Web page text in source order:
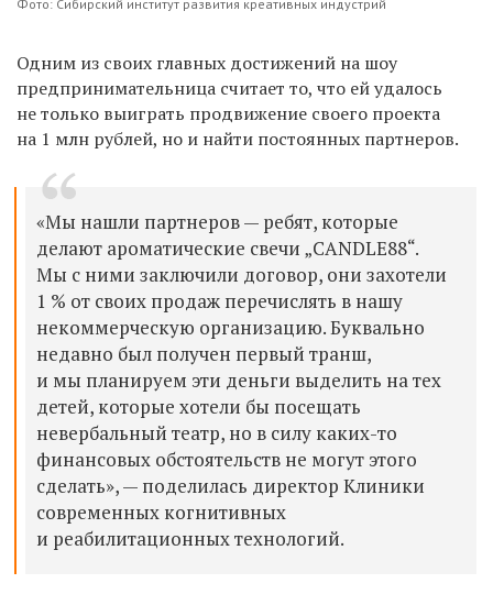
Фото: Сибирский институт развития креативных индустрий
Одним из своих главных достижений на шоу
предпринимательница считает то, что ей удалось
не только выиграть продвижение своего проекта
на 1 млн рублей, но и найти постоянных партнеров.
«Мы нашли партнеров — ребят, которые
делают ароматические свечи „CANDLE88“.
Мы с ними заключили договор, они захотели
1 % от своих продаж перечислять в нашу
некоммерческую организацию. Буквально
недавно был получен первый транш,
и мы планируем эти деньги выделить на тех
детей, которые хотели бы посещать
невербальный театр, но в силу каких-то
финансовых обстоятельств не могут этого
сделать», — поделилась директор Клиники
современных когнитивных
и реабилитационных технологий.